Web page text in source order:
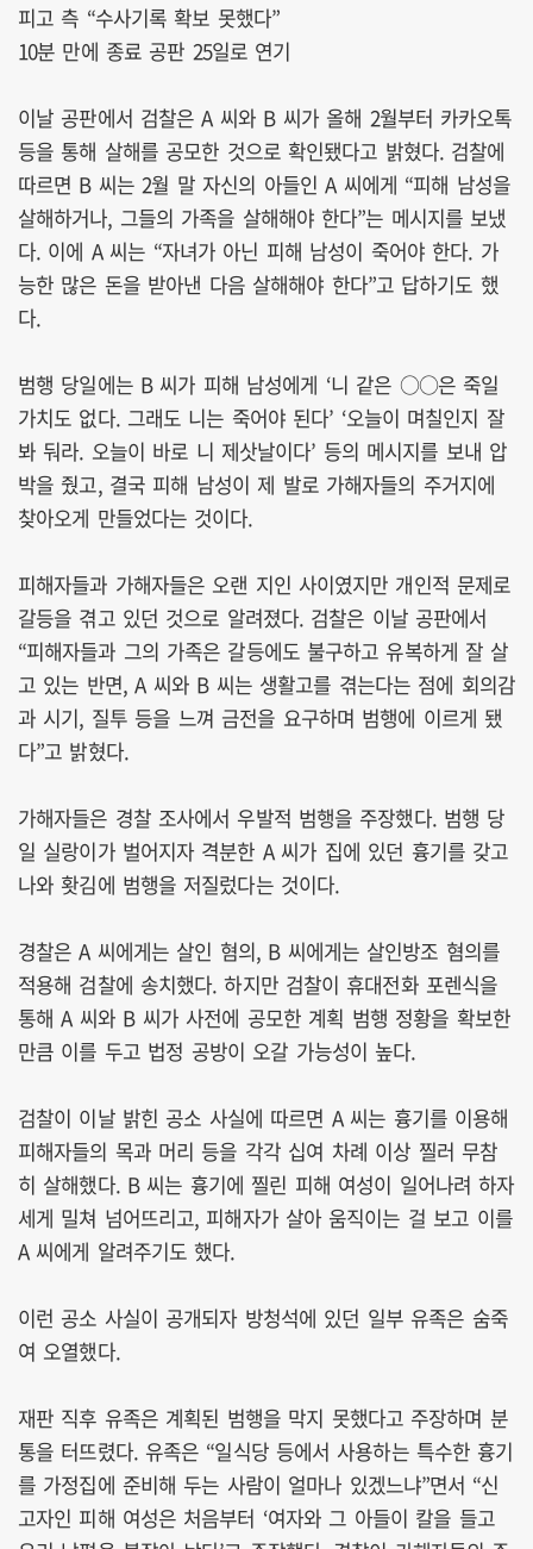
피고 측 “수사기록 확보 못했다”
10분 만에 종료 공판 25일로 연기
이날 공판에서 검찰은 A 씨와 B 씨가 올해 2월부터 카카오톡
등을 통해 살해를 공모한 것으로 확인됐다고 밝혔다. 검찰에
따르면 B 씨는 2월 말 자신의 아들인 A 씨에게 “피해 남성을
살해하거나, 그들의 가족을 살해해야 한다”는 메시지를 보냈
다. 이에 A 씨는 “자녀가 아닌 피해 남성이 죽어야 한다. 가
능한 많은 돈을 받아낸 다음 살해해야 한다”고 답하기도 했
다.
범행 당일에는 B 씨가 피해 남성에게 ‘니 같은 ○○은 죽일
가치도 없다. 그래도 니는 죽어야 된다’ ‘오늘이 며칠인지 잘
봐 둬라. 오늘이 바로 니 제삿날이다’ 등의 메시지를 보내 압
박을 줬고, 결국 피해 남성이 제 발로 가해자들의 주거지에
찾아오게 만들었다는 것이다.
피해자들과 가해자들은 오랜 지인 사이였지만 개인적 문제로
갈등을 겪고 있던 것으로 알려졌다. 검찰은 이날 공판에서
“피해자들과 그의 가족은 갈등에도 불구하고 유복하게 잘 살
고 있는 반면, A 씨와 B 씨는 생활고를 겪는다는 점에 회의감
과 시기, 질투 등을 느껴 금전을 요구하며 범행에 이르게 됐
다”고 밝혔다.
가해자들은 경찰 조사에서 우발적 범행을 주장했다. 범행 당
일 실랑이가 벌어지자 격분한 A 씨가 집에 있던 흉기를 갖고
나와 홧김에 범행을 저질렀다는 것이다.
경찰은 A 씨에게는 살인 혐의, B 씨에게는 살인방조 혐의를
적용해 검찰에 송치했다. 하지만 검찰이 휴대전화 포렌식을
통해 A 씨와 B 씨가 사전에 공모한 계획 범행 정황을 확보한
만큼 이를 두고 법정 공방이 오갈 가능성이 높다.
검찰이 이날 밝힌 공소 사실에 따르면 A 씨는 흉기를 이용해
피해자들의 목과 머리 등을 각각 십여 차례 이상 찔러 무참
히 살해했다. B 씨는 흉기에 찔린 피해 여성이 일어나려 하자
세게 밀쳐 넘어뜨리고, 피해자가 살아 움직이는 걸 보고 이를
A 씨에게 알려주기도 했다.
이런 공소 사실이 공개되자 방청석에 있던 일부 유족은 숨죽
여 오열했다.
재판 직후 유족은 계획된 범행을 막지 못했다고 주장하며 분
통을 터뜨렸다. 유족은 “일식당 등에서 사용하는 특수한 흉기
를 가정집에 준비해 두는 사람이 얼마나 있겠느냐”면서 “신
고자인 피해 여성은 처음부터 ‘여자와 그 아들이 칼을 들고